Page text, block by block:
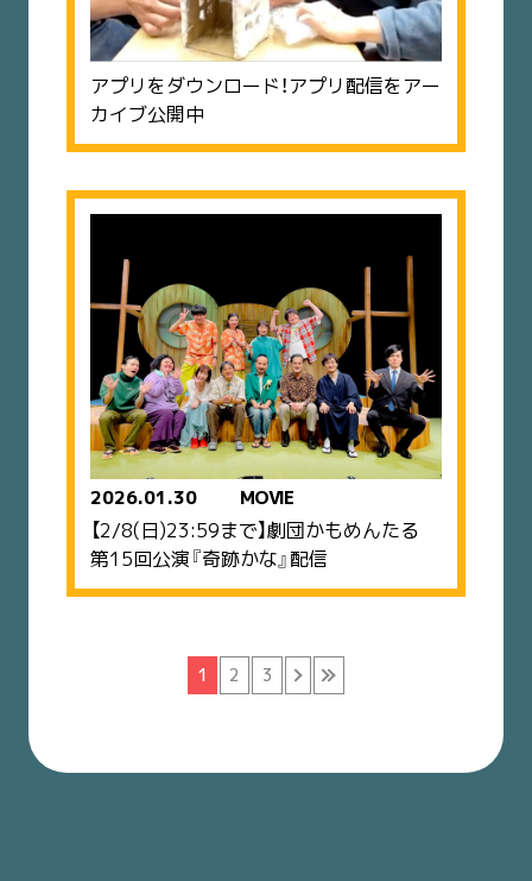
アプリをダウンロード！アプリ配信をアー
カイブ公開中
2026.01.30 MOVIE
【2/8(日)23:59まで】劇団かもめんたる
第15回公演『奇跡かな』配信
1 2 3 › »